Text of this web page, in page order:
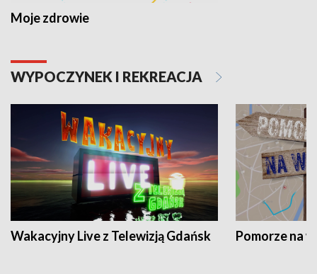
Moje zdrowie
WYPOCZYNEK I REKREACJA
Wakacyjny Live z Telewizją Gdańsk Pomorze na